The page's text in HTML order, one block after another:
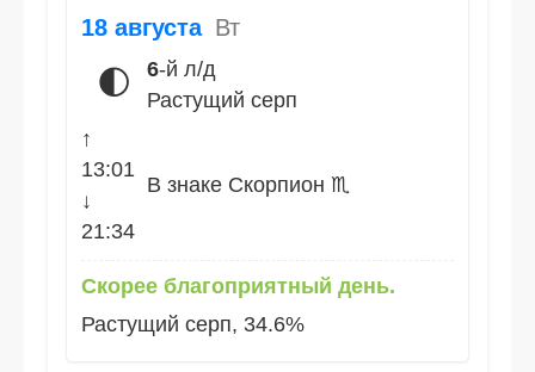
18 августа Вт
🌓 6-й л/д
Растущий серп
↑
13:01
↓
21:34
В знаке Скорпион ♏
Скорее благоприятный день.
Растущий серп, 34.6%